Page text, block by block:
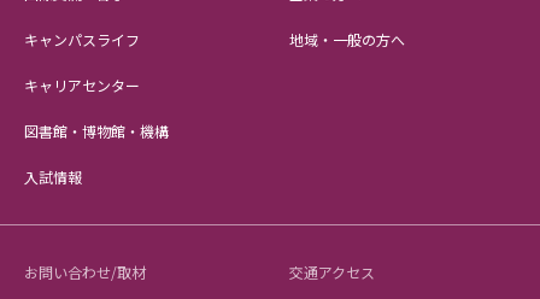
キャンパスライフ
キャリアセンター
図書館・博物館・機構
入試情報
地域・一般の方へ
お問い合わせ/取材 交通アクセス